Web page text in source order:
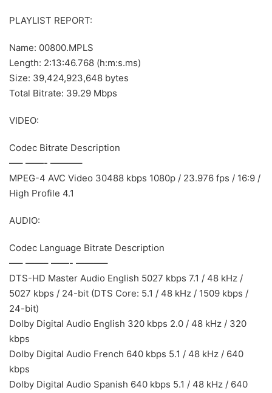
PLAYLIST REPORT:
Name: 00800.MPLS
Length: 2:13:46.768 (h:m:s.ms)
Size: 39,424,923,648 bytes
Total Bitrate: 39.29 Mbps
VIDEO:
Codec Bitrate Description
—– ——- ———–
MPEG-4 AVC Video 30488 kbps 1080p / 23.976 fps / 16:9 /
High Profile 4.1
AUDIO:
Codec Language Bitrate Description
—– ——– ——- ———–
DTS-HD Master Audio English 5027 kbps 7.1 / 48 kHz /
5027 kbps / 24-bit (DTS Core: 5.1 / 48 kHz / 1509 kbps /
24-bit)
Dolby Digital Audio English 320 kbps 2.0 / 48 kHz / 320
kbps
Dolby Digital Audio French 640 kbps 5.1 / 48 kHz / 640
kbps
Dolby Digital Audio Spanish 640 kbps 5.1 / 48 kHz / 640